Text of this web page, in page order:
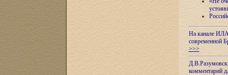
На канале ИЛА
современной
>>>
комментарий